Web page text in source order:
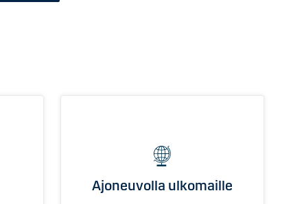
Ajoneuvolla ulkomaille